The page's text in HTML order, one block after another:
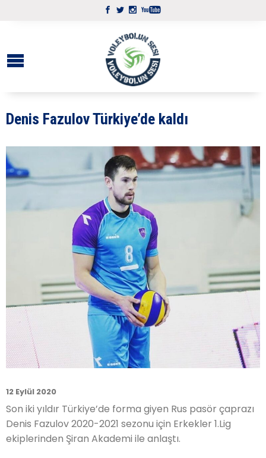
Denis Fazulov Türkiye’de kaldı
12 Eylül 2020
Son iki yıldır Türkiye’de forma giyen Rus pasör çaprazı
Denis Fazulov 2020-2021 sezonu için Erkekler 1.Lig
ekiplerinden Şiran Akademi ile anlaştı.